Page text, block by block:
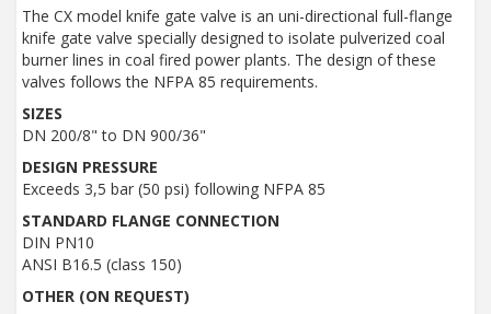
The CX model knife gate valve is an uni-directional full-flange
knife gate valve specially designed to isolate pulverized coal
burner lines in coal fired power plants. The design of these
valves follows the NFPA 85 requirements.
SIZES
DN 200/8" to DN 900/36"
DESIGN PRESSURE
Exceeds 3,5 bar (50 psi) following NFPA 85
STANDARD FLANGE CONNECTION
DIN PN10
ANSI B16.5 (class 150)
OTHER (ON REQUEST)